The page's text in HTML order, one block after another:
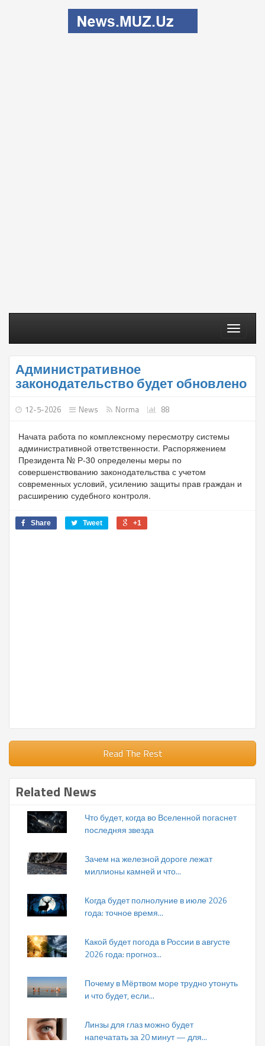
Toggle
Административное
законодательство будет обновлено
12-5-2026 News Norma 88
Начата работа по комплексному пересмотру системы
административной ответственности. Распоряжением
Президента № Р-30 определены меры по
совершенствованию законодательства с учетом
современных условий, усилению защиты прав граждан и
расширению судебного контроля.
Share Tweet +1
Read The Rest
Related News
Что будет, когда во Вселенной погаснет
последняя звезда
Зачем на железной дороге лежат
миллионы камней и что...
Когда будет полнолуние в июле 2026
года: точное время...
Какой будет погода в России в августе
2026 года: прогноз...
Почему в Мёртвом море трудно утонуть
и что будет, если...
Линзы для глаз можно будет
напечатать за 20 минут — для...